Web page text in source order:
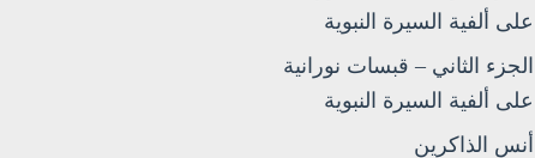
على ألفية السيرة النبوية
الجزء الثاني – قبسات نورانية
على ألفية السيرة النبوية
أنس الذاكرين